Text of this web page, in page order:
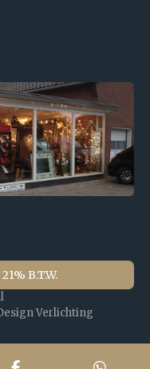
B.T.W.
winkel.nl
Verlichting